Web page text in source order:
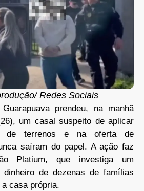
Redes Sociais
prendeu, na manhã
um casal suspeito de aplicar
de terrenos e na oferta de
saíram do papel. A ação faz
Platium, que investiga um
dinheiro de dezenas de famílias
casa própria.